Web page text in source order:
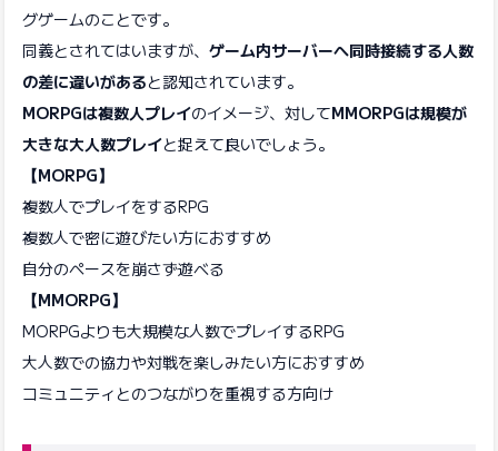
グゲームのことです。
同義とされてはいますが、 ゲーム内サーバーへ同時接続する人数
の差に違いがあると認知されています。
MORPGは複数人プレイのイメージ、対してMMORPGは規模が
大きな大人数プレイと捉えて良いでしょう。
【MORPG】
複数人でプレイをするRPG
複数人で密に遊びたい方におすすめ
自分のペースを崩さず遊べる
【MMORPG】
MORPGよりも大規模な人数でプレイするRPG
大人数での協力や対戦を楽しみたい方におすすめ
コミュニティとのつながりを重視する方向け